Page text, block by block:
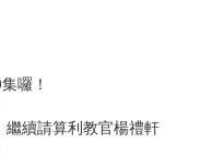
囉！
續請算利教官楊禮軒